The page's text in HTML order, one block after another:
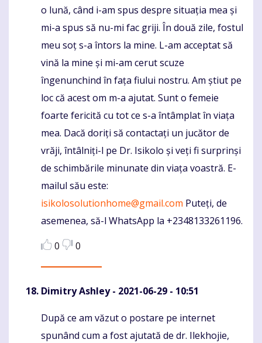
o lună, când i-am spus despre situația mea și
mi-a spus să nu-mi fac griji. În două zile, fostul
meu soț s-a întors la mine. L-am acceptat să
vină la mine și mi-am cerut scuze
îngenunchind în fața fiului nostru. Am știut pe
loc că acest om m-a ajutat. Sunt o femeie
foarte fericită cu tot ce s-a întâmplat în viața
mea. Dacă doriți să contactați un jucător de
vrăji, întâlniți-l pe Dr. Isikolo și veți fi surprinși
de schimbările minunate din viața voastră. E-
mailul său este:
isikolosolutionhome@gmail.com Puteți, de
asemenea, să-l WhatsApp la +2348133261196.
0
0
Dimitry Ashley- 2021-06-29 - 10:51
Komentaras
După ce am văzut o postare pe internet
spunând cum a fost ajutată de dr. Ilekhojie,